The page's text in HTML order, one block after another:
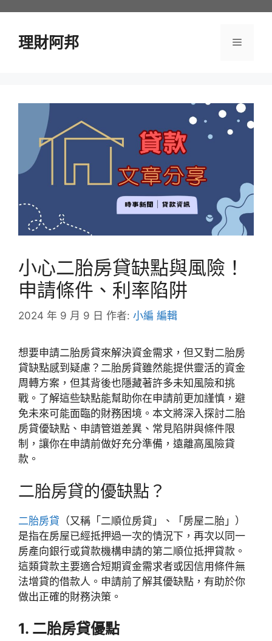
理財阿邦 選
小心二胎房貸缺點與風險！
申請條件、利率陷阱
2024 年 9 月 9 日 作者: 小編 編輯
想要申請二胎房貸來解決資金需求，但又對二胎房
貸缺點感到疑慮？二胎房貸雖然能提供靈活的資金
周轉方案，但其背後也隱藏著許多未知風險和挑
戰。了解這些缺點能幫助你在申請前更加謹慎，避
免未來可能面臨的財務困境。本文將深入探討二胎
房貸優缺點、申請管道差異、常見陷阱與條件限
制，讓你在申請前做好充分準備，遠離高風險貸
款。
二胎房貸的優缺點？
二胎房貸 （又稱「二順位房貸」、「房屋二胎」）
是指在房屋已經抵押過一次的情況下，再次以同一
房產向銀行或貸款機構申請的第二順位抵押貸款。
這類貸款主要適合短期資金需求者或因信用條件無
法增貸的借款人。申請前了解其優缺點，有助於你
做出正確的財務決策。
1. 二胎房貸優點